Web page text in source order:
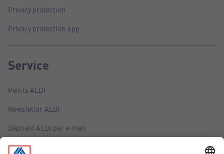
Privacy protection
Privacy protection App
Service
Points ALDI
Newsletter ALDI
Dépliant ALDI par e-mail
Offres